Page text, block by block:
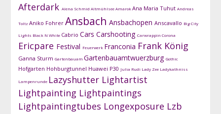
Afterdark Alena Schmid AltmühlseeAmarokAna Maria Tuhut Andreas
Toltz Aniko Fohrer Ansbach Ansbachopen Anscavallo Big City
Lights Black N White Cabrio Cars Carshooting Carwrappin Corona
Ericpare Festival Feuerwerk Franconia Frank König
Ganna Sturm Gartenbauam Gartenbauamtwuerzburg Gothic
Hofgarten Hohburgtunnel Huawei P30 Julia Rudi Lady Zee Ladykathniss
Lampenrunde Lazyshutter Lightartist
Lightpainting Lightpaintings
Lightpaintingtubes Longexposure Lzb